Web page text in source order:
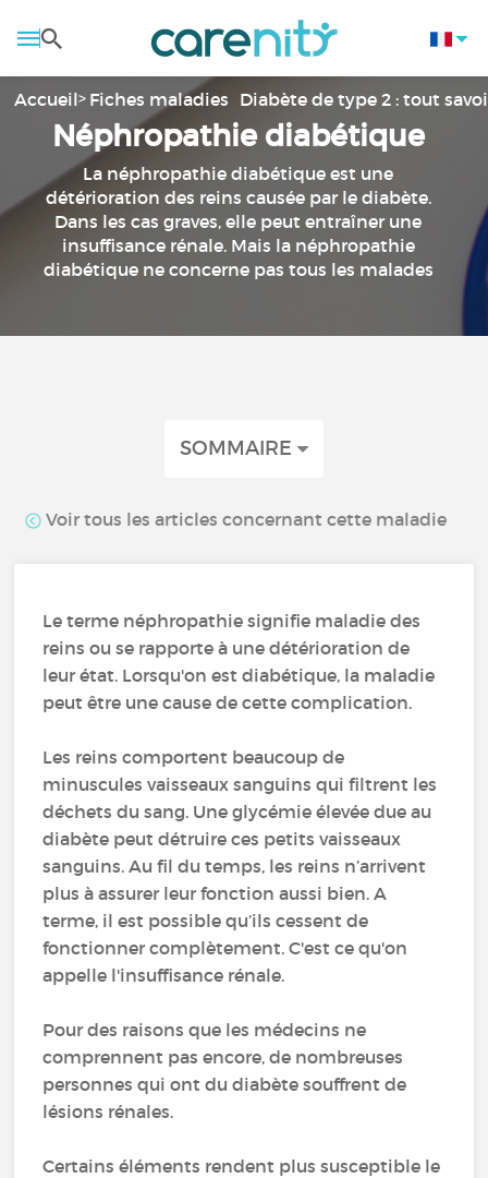
Accueil Fiches maladies Diabète de type 2 : tout
Néphropathie diabétique
La néphropathie diabétique est une
détérioration des reins causée par le diabète.
Dans les cas graves, elle peut entraîner une
insuffisance rénale. Mais la néphropathie
diabétique ne concerne pas tous les malades
SOMMAIRE
Voir tous les articles concernant cette maladie
Le terme néphropathie signifie maladie des
reins ou se rapporte à une détérioration de
leur état. Lorsqu'on est diabétique, la maladie
peut être une cause de cette complication.
Les reins comportent beaucoup de
minuscules vaisseaux sanguins qui filtrent les
déchets du sang. Une glycémie élevée due au
diabète peut détruire ces petits vaisseaux
sanguins. Au fil du temps, les reins n’arrivent
plus à assurer leur fonction aussi bien. A
terme, il est possible qu’ils cessent de
fonctionner complètement. C'est ce qu'on
appelle l'insuffisance rénale.
Pour des raisons que les médecins ne
comprennent pas encore, de nombreuses
personnes qui ont du diabète souffrent de
lésions rénales.
Certains éléments rendent plus susceptible le